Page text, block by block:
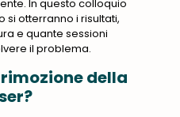
In questo colloquio
otterranno i risultati,
e quante sessioni
il problema.
della